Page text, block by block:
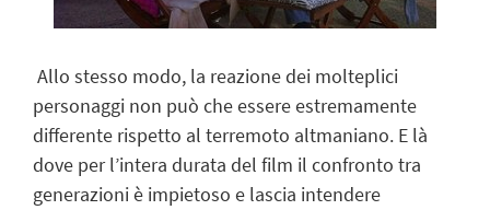
Allo stesso modo, la reazione dei molteplici
personaggi non può che essere estremamente
differente rispetto al terremoto altmaniano. E là
dove per l’intera durata del film il confronto tra
generazioni è impietoso e lascia intendere